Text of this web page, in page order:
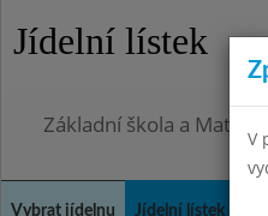
Jídelní lístek
Základní škola a
Vybrat jídelnu Jídelní lístek
V